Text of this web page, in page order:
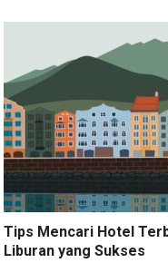
Tips Mencari Hotel
Liburan yang Sukses